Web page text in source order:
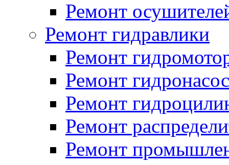
Ремонт
Ремонт гидравлики
Ремонт
Ремонт
Ремонт
Ремонт
Ремонт